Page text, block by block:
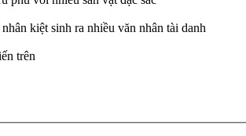
kiệt sinh ra nhiều văn nhân tài danh
trên